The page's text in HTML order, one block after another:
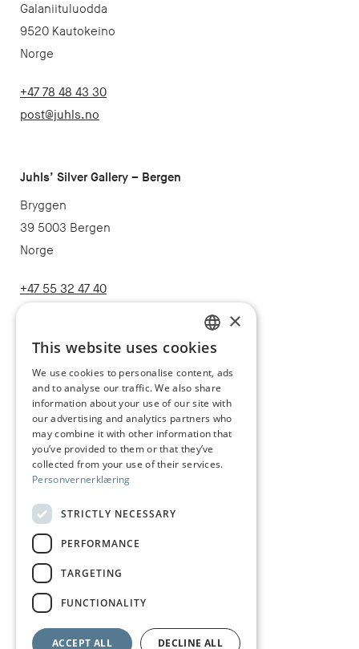
Galaniituluodda
9520 Kautokeino
Norge
+47 78 48 43 30
post@juhls.no
Juhls’ Silver Gallery – Bergen
Bryggen
39 5003 Bergen
Norge
+47 55 32 47 40
Information
Terms & conditions
Shipping and delivery
Right of withdrawal
Claims
Size guide
Care of silver jewelry
Privacy Policy
Visit us
NORWEGIAN
ENGLISH
×
This website uses cookies
We use cookies to personalise content, ads
and to analyse our traffic. We also share
information about your use of our site with
our advertising and analytics partners who
may combine it with other information that
you’ve provided to them or that they’ve
collected from your use of their services.
Personvernerklæring
STRICTLY NECESSARY
PERFORMANCE
TARGETING
FUNCTIONALITY
ACCEPT ALL DECLINE ALL